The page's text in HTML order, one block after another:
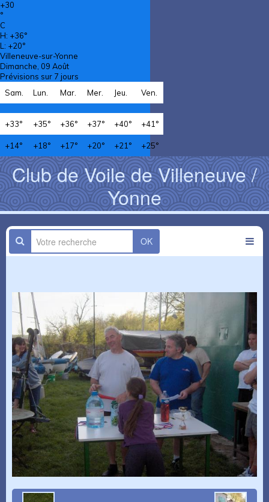
+30
°
C
H: +36°
L: +20°
Villeneuve-sur-Yonne
Dimanche, 09 Août
Prévisions sur 7 jours
Sam.
Lun. Mar. Mer. Jeu. Ven.
+33° +35° +36° +37° +40° +41°
+14° +18° +17° +20° +21° +25°
Club de Voile de Villeneuve /
Yonne
OK